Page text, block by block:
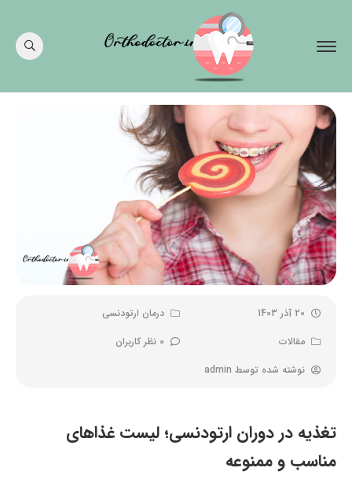
20 آذر 1403
درمان ارتودنسی
مقالات
0 نظر کاربران
نوشته شده توسط admin
تغذیه در دوران ارتودنسی؛ لیست غذاهای
مناسب و ممنوعه